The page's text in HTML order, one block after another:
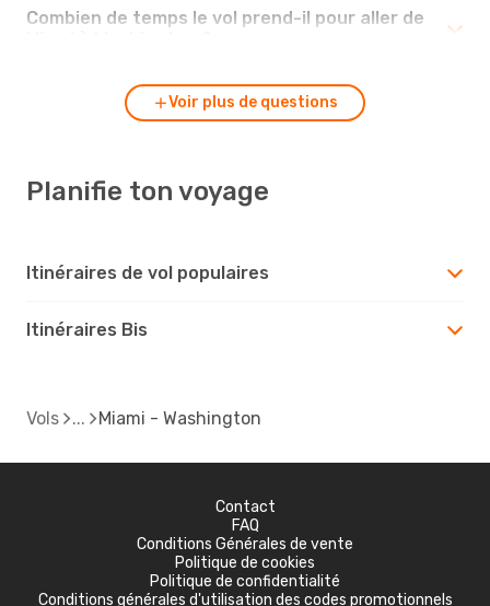
Combien de temps le vol prend-il pour aller de
Voir plus de questions
Planifie ton voyage
Itinéraires de vol populaires
Itinéraires Bis
Vols Miami - Washington
Contact
FAQ
Conditions Générales de vente
Politique de cookies
Politique de confidentialité
Conditions générales d'utilisation des codes promotionnels